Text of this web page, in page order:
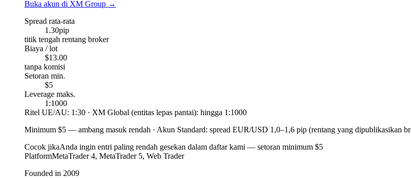
Buka akun di XM Group →
Spread rata-rata
1.30pip
titik tengah rentang broker
Biaya / lot
$13.00
tanpa komisi
Setoran min.
$5
Leverage maks.
1:1000
Ritel UE/AU: 1:30 · XM Global (entitas lepas pantai): hingga 1:1000
Minimum $5 — ambang masuk rendah · Akun Standard: spread EUR/USD 1,0–1,6 pip (rentang yang dipublikasikan
Cocok jikaAnda ingin entri paling rendah gesekan dalam daftar kami — setoran minimum $5
PlatformMetaTrader 4, MetaTrader 5, Web Trader
Founded in 2009